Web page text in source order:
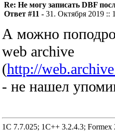
Re: Не могу записать DBF
Ответ #11 - 31. Октября 2019 ::
А можно
web archive
(http://
- не нашел
1C 7.7.025; 1C++ 3.2.4.3; Formex